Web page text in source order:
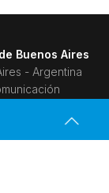
Buenos Aires
- Argentina